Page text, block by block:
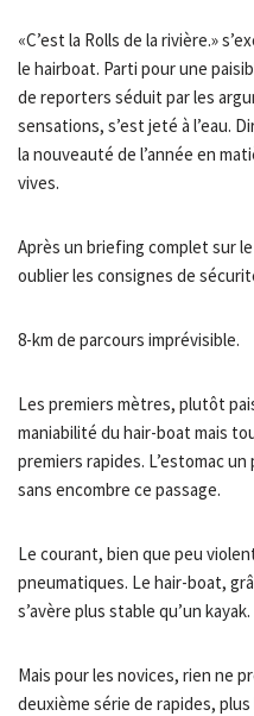
«C’est la Rolls de la rivière.»
le hairboat. Parti pour une
de reporters séduit par les
sensations, s’est jeté à l’eau.
la nouveauté de l’année en
vives.
Après un briefing complet sur
oublier les consignes de
8-km de parcours imprévisible.
Les premiers mètres, plutôt
maniabilité du hair-boat mais
premiers rapides. L’estomac
sans encombre ce passage.
Le courant, bien que peu
pneumatiques. Le hair-boat,
s’avère plus stable qu’un kayak.
Mais pour les novices, rien ne
deuxième série de rapides,